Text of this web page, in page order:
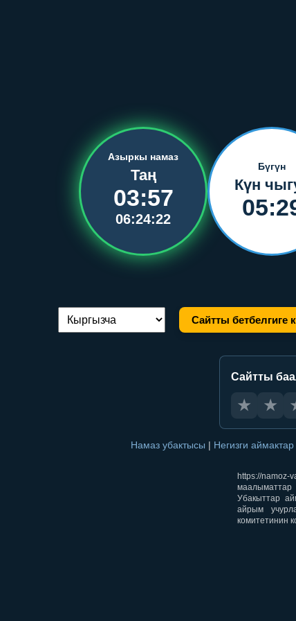
Азыркы намаз
Таң
03:57
06:24:21
Бүгүн
Күн
Тилди алмаштыруу: Сайтты бетбелгиге
Сайтты
★ ★
Намаз убактысы | Негизги аймактар
https://
маалыматтар
Убакыттар
айрым
комитетинин